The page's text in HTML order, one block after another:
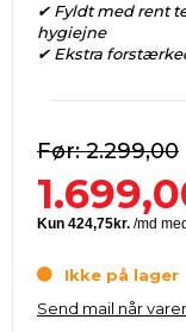
✔ Fyldt med rent
hygiejne
✔ Ekstra
2.299,00
Ikke på lager
Send mail når